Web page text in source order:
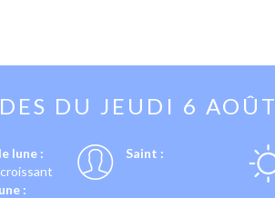
DU JEUDI 6 AOÛT
lune :
:
Saint :